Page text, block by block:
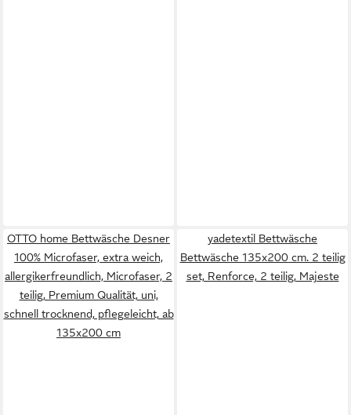
OTTO home Bettwäsche Desner
100% Microfaser, extra weich,
allergikerfreundlich, Microfaser, 2
teilig, Premium Qualität, uni,
schnell trocknend, pflegeleicht, ab
135x200 cm
yadetextil Bettwäsche
Bettwäsche 135x200 cm. 2 teilig
set, Renforce, 2 teilig, Majeste